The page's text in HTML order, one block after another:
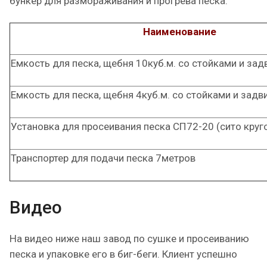
Наименование
Емкость для песка, щебня 10куб.м. со стойками и
Емкость для песка, щебня 4куб.м. со стойками и
Установка для просеивания песка СП72-20 (сито
Транспортер для подачи песка 7метров
Видео
На видео ниже наш завод по сушке и просеиванию
песка и упаковке его в биг-беги. Клиент успешно